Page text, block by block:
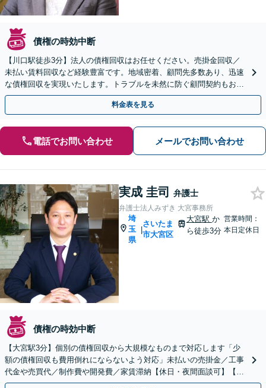
債権の時効中断
【川口駅徒歩3分】法人の債権回収はお任せください。売掛金回収／
未払い賃料回収など経験豊富です。地域密着、顧問先多数あり、迅速
な債権回収を実現いたします。トラブルを未然に防ぐ顧問契約もお受
けします。まずはご相談ください。
料金表を見る
電話でお問い合わせ メールでお問い合わせ
実成 圭司 弁護士
弁護士法人みずき 大宮事務所
埼
玉
県
|
さいたま
市大宮区
大宮駅 か
ら徒歩3分
営業時間：
本日定休日
債権の時効中断
【大宮駅3分】個別の債権回収から大規模なものまで対応します「少
額の債権回収も費用倒れにならないよう対応」未払いの売掛金／工事
代金や売買代／制作費や開発費／家賃滞納【休日・夜間面談可】【電
話面談対応】